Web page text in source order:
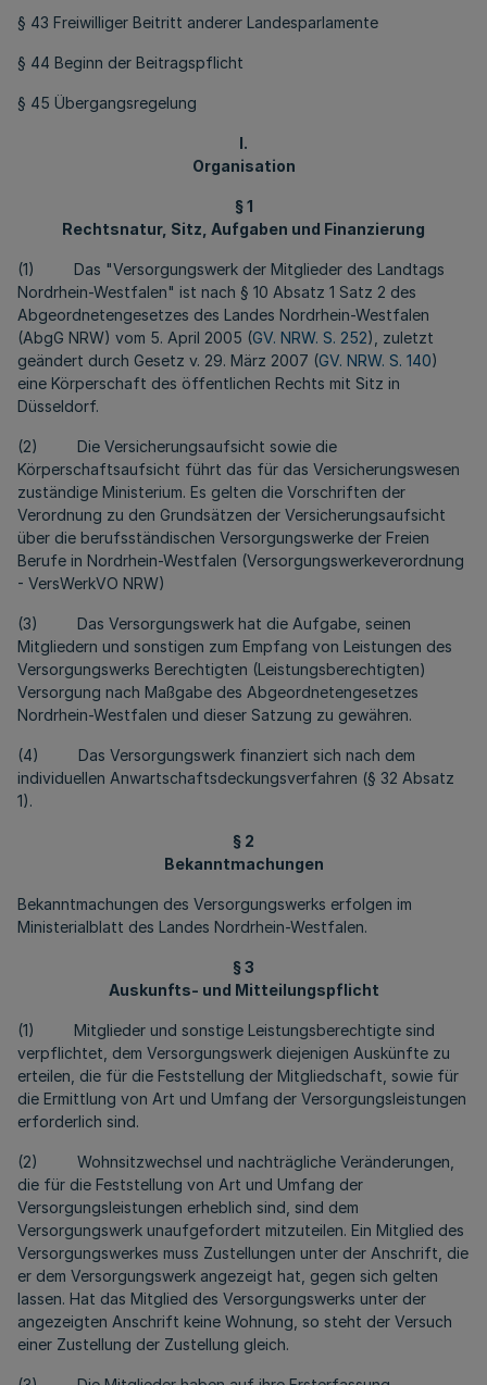
§ 43 Freiwilliger Beitritt anderer Landesparlamente
§ 44 Beginn der Beitragspflicht
§ 45 Übergangsregelung
I.
Organisation
§ 1
Rechtsnatur, Sitz, Aufgaben und Finanzierung
(1) Das "Versorgungswerk der Mitglieder des Landtags
Nordrhein-Westfalen" ist nach § 10 Absatz 1 Satz 2 des
Abgeordnetengesetzes des Landes Nordrhein-Westfalen
(AbgG NRW) vom 5. April 2005 (GV. NRW. S. 252), zuletzt
geändert durch Gesetz v. 29. März 2007 (GV. NRW. S. 140)
eine Körperschaft des öffentlichen Rechts mit Sitz in
Düsseldorf.
(2) Die Versicherungsaufsicht sowie die
Körperschaftsaufsicht führt das für das Versicherungswesen
zuständige Ministerium. Es gelten die Vorschriften der
Verordnung zu den Grundsätzen der Versicherungsaufsicht
über die berufsständischen Versorgungswerke der Freien
Berufe in Nordrhein-Westfalen (Versorgungswerkeverordnung
- VersWerkVO NRW)
(3) Das Versorgungswerk hat die Aufgabe, seinen
Mitgliedern und sonstigen zum Empfang von Leistungen des
Versorgungswerks Berechtigten (Leistungsberechtigten)
Versorgung nach Maßgabe des Abgeordnetengesetzes
Nordrhein-Westfalen und dieser Satzung zu gewähren.
(4) Das Versorgungswerk finanziert sich nach dem
individuellen Anwartschaftsdeckungsverfahren (§ 32 Absatz
1).
§ 2
Bekanntmachungen
Bekanntmachungen des Versorgungswerks erfolgen im
Ministerialblatt des Landes Nordrhein-Westfalen.
§ 3
Auskunfts- und Mitteilungspflicht
(1) Mitglieder und sonstige Leistungsberechtigte sind
verpflichtet, dem Versorgungswerk diejenigen Auskünfte zu
erteilen, die für die Feststellung der Mitgliedschaft, sowie für
die Ermittlung von Art und Umfang der Versorgungsleistungen
erforderlich sind.
(2) Wohnsitzwechsel und nachträgliche Veränderungen,
die für die Feststellung von Art und Umfang der
Versorgungsleistungen erheblich sind, sind dem
Versorgungswerk unaufgefordert mitzuteilen. Ein Mitglied des
Versorgungswerkes muss Zustellungen unter der Anschrift, die
er dem Versorgungswerk angezeigt hat, gegen sich gelten
lassen. Hat das Mitglied des Versorgungswerks unter der
angezeigten Anschrift keine Wohnung, so steht der Versuch
einer Zustellung der Zustellung gleich.